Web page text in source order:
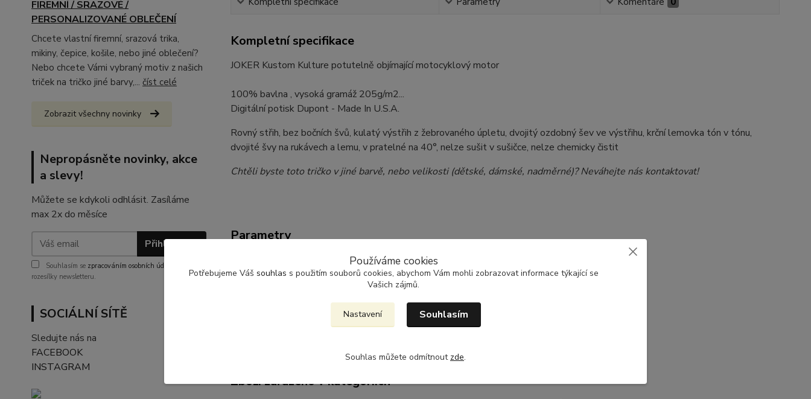
FIREMNÍ / SRAZOVÉ /
PERSONALIZOVANÉ OBLEČENÍ
Chcete vlastní firemní, srazová trika,
mikiny, čepice, košile, nebo jiné oblečení?
Nebo chcete Vámi vybraný motiv z našich
triček na tričko jiné barvy,... číst celé
Zobrazit všechny novinky
Nepropásněte novinky, akce
a slevy!
Můžete se kdykoli odhlásit. Zasíláme
max 2x do měsíce
Přihlásit se
Souhlasím se zpracováním osobních údajů
rozesílky newsletteru.
SOCIÁLNÍ SÍTĚ
Sledujte nás na
FACEBOOK
INSTAGRAM
Kompletní specifikace
JOKER Kustom Kulture potutelně objímající motocyklový motor
100% bavlna , vysoká gramáž 205g/m2...
Digitální potisk Dupont - Made In U.S.A.
Rovný střih, bez bočních švů, kulatý výstřih z žebrovaného úpletu, dvojitý ozdobný šev ve výstřihu, krční lemovka tón v tónu,
dvojité švy na rukávech a lemu, v pratelné na 40°, nelze sušit v sušičce, nelze chemicky čistit
Chtěli byste toto tričko v jiné barvě, nebo velikosti (dětské, dámské, nadměrné)? Neváhejte nás kontaktovat!
Parametry
materiál
100% bavlna
Zboží zařazeno v kategoriích
Používáme cookies
Potřebujeme Váš souhlas s použitím souborů cookies, abychom Vám mohli zobrazovat informace týkající se
Vašich zájmů.
Nastavení Souhlasím
Souhlas můžete odmítnout zde.